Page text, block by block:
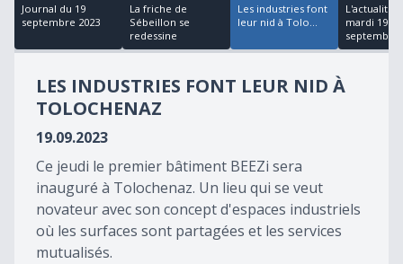
18
minutes,
seconds
Journal du 19
septembre 2023
La friche de
Sébeillon se
redessine
Les industries font
leur nid à Tolo...
L'actualité
mardi 19
septembre
LES INDUSTRIES FONT LEUR NID À
TOLOCHENAZ
19.09.2023
Ce jeudi le premier bâtiment BEEZi sera
inauguré à Tolochenaz. Un lieu qui se veut
novateur avec son concept d'espaces industriels
où les surfaces sont partagées et les services
mutualisés.